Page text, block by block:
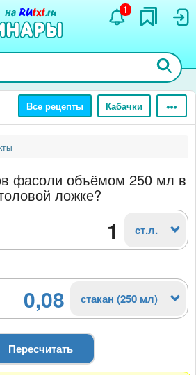
1
Все рецепты Кабачки
фасоли объёмом 250 мл в
ложке?
ст.л.
0,08 стакан (250 мл)
Пересчитать